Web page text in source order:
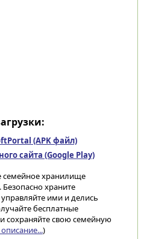
(APK файл)
сайта (Google Play)
семейное хранилище
храните
ими и делись
бесплатные
сохраняйте свою семейную
)